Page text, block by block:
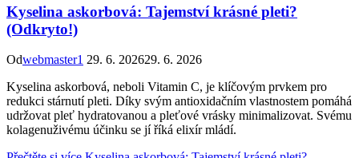
Kyselina askorbová: Tajemství krásné pleti?
(Odkryto!)
Odwebmaster1 29. 6. 202629. 6. 2026
Kyselina askorbová, neboli Vitamin C, je klíčovým prvkem pro
redukci stárnutí pleti. Díky svým antioxidačním vlastnostem pomáhá
udržovat pleť hydratovanou a pleťové vrásky minimalizovat. Svému
kolagenuživému účinku se jí říká elixír mládí.